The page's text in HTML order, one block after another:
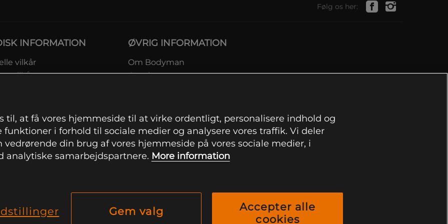
Følg os her:
INFORMATION
vilkår
om fortrydelsesret og
ØVRIG INFORMATION
Om Bodyman
Gavekort
til, at få vores hjemmeside til at virke ordentligt, personalisere indhold og
funktioner i forhold til sociale medier og analysere vores traffik. Vi deler
vedrørende din brug af vores hjemmeside på vores sociale medier, i
analytiske samarbejdspartnere. More information
Gem valg
Accepter alle
cookies